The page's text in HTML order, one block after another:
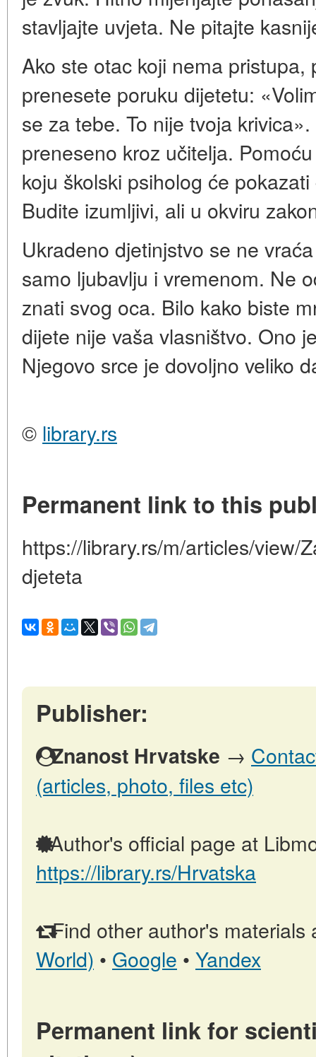
stavljajte uvjeta. Ne pitajte
Ako ste otac koji nema pristupa,
prenesete poruku dijetetu:
se za tebe. To nije tvoja
preneseno kroz učitelja.
koju školski psiholog će
Budite izumljivi, ali u okviru
Ukradeno djetinjstvo se ne
samo ljubavlju i vremenom. Ne
znati svog oca. Bilo kako biste
dijete nije vaša vlasništvo. Ono
Njegovo srce je dovoljno veliko
© library.rs
Permanent link to this
https://library.rs/m/articles/view/
djeteta
Publisher:
Znanost Hrvatske →
(articles, photo, files etc)
Author's official page at
https://library.rs/Hrvatska
Find other author's materials
World) • Google • Yandex
Permanent link for